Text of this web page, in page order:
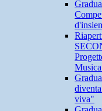
viva"